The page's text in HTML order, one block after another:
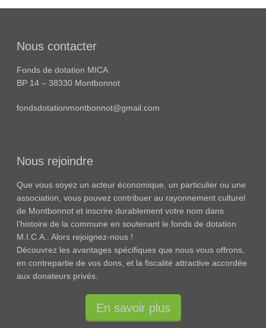
Nous contacter
Fonds de dotation MICA
BP 14 – 38330 Montbonnot
fondsdotationmontbonnot@gmail.com
Nous rejoindre
Que vous soyez un acteur économique, un particulier ou une
association, vous pouvez contribuer au rayonnement culturel
de Montbonnot et inscrire durablement votre nom dans
l’histoire de la commune en soutenant le fonds de dotation
M.I.C.A.. Alors rejoignez-nous !
Découvrez les avantages spécifiques que nous vous offrons,
en contrepartie de vos dons, et la fiscalité attractive accordée
aux donateurs privés.
En savoir plus